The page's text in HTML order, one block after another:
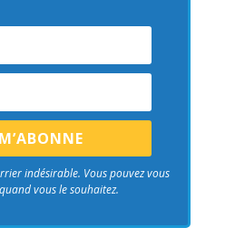
indésirable. Vous pouvez vous
vous le souhaitez.